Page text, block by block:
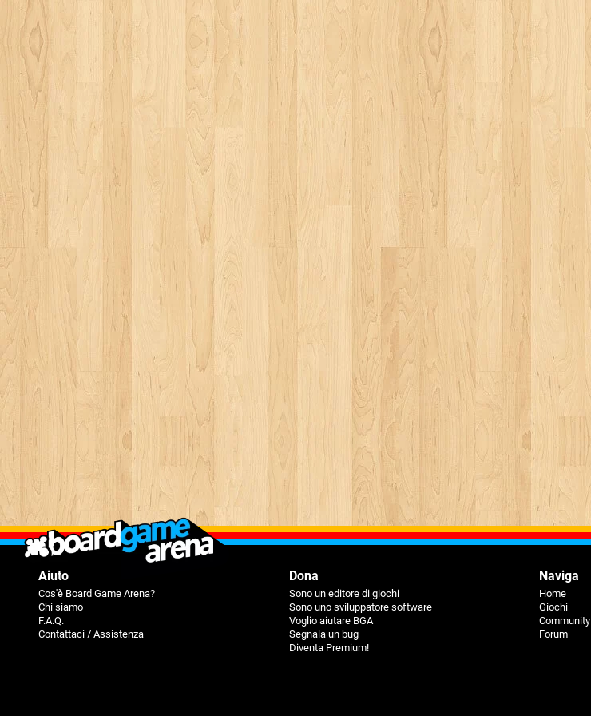
Aiuto
Cos'è Board Game Arena?
Chi siamo
F.A.Q.
Contattaci / Assistenza
Dona
Sono un editore di giochi
Sono uno sviluppatore software
Voglio aiutare BGA
Segnala un bug
Diventa Premium!
Naviga
Home
Giochi
Community
Forum